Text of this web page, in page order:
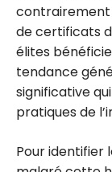
contrairement
de certificats
élites
tendance
significative
pratiques de
Pour identifier